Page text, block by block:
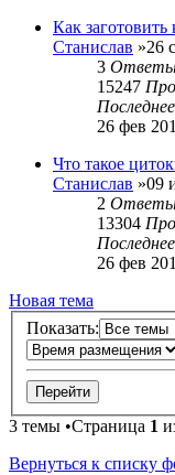
Как заготовить
Станислав »26
3
15247
26 фев
Что такое
Станислав »09
2
13304
26 фев
Новая тема
Показать:
3 темы •Страница 1
Вернуться к списку